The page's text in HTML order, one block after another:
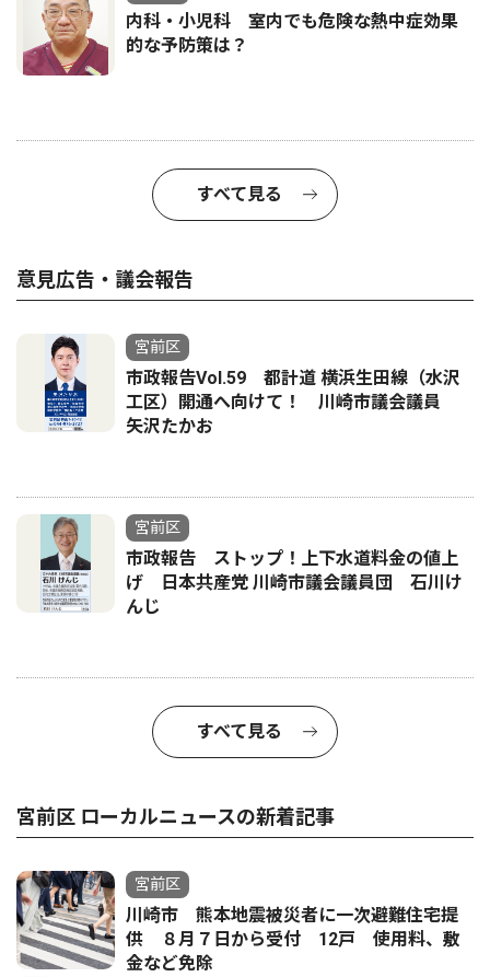
内科・小児科 室内でも危険な熱中症効果
的な予防策は？
すべて見る
意見広告・議会報告
宮前区
市政報告Vol.59 都計道 横浜生田線（水沢
工区）開通へ向けて！ 川崎市議会議員
矢沢たかお
宮前区
市政報告 ストップ！上下水道料金の値上
げ 日本共産党 川崎市議会議員団 石川け
んじ
すべて見る
宮前区 ローカルニュースの新着記事
宮前区
川崎市 熊本地震被災者に一次避難住宅提
供 ８月７日から受付 12戸 使用料、敷
金など免除